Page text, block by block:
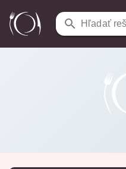
Hľadať
Reštaurácie / Bufet Žiarce